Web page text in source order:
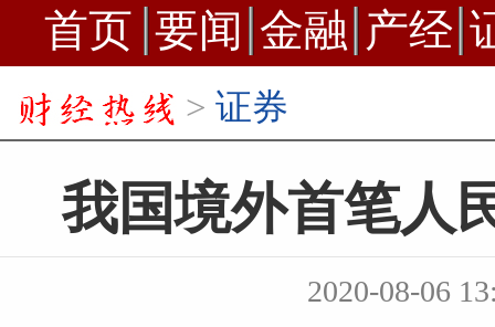
首页 要闻 金融 产经
> 证券
我国境外首笔人
2020-08-06